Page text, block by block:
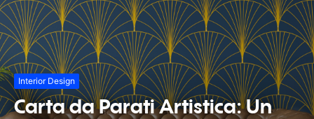
Interior Design
Carta da Parati Artistica: Un